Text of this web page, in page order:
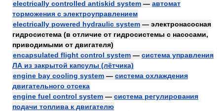
electrically controlled antiskid system — автомат
торможения с электроуправлением
electrically powered hydraulic system — электронасосная
гидросистема (в отличие от гидросистемы с насосами,
приводимыми от двигателя)
encapsulated flight control system — система управления
ЛА из закрытой капсулы (лётчика)
engine bay cooling system — система охлаждения
двигательного отсека
engine fuel control system — система регулирования
подачи топлива к двигателю